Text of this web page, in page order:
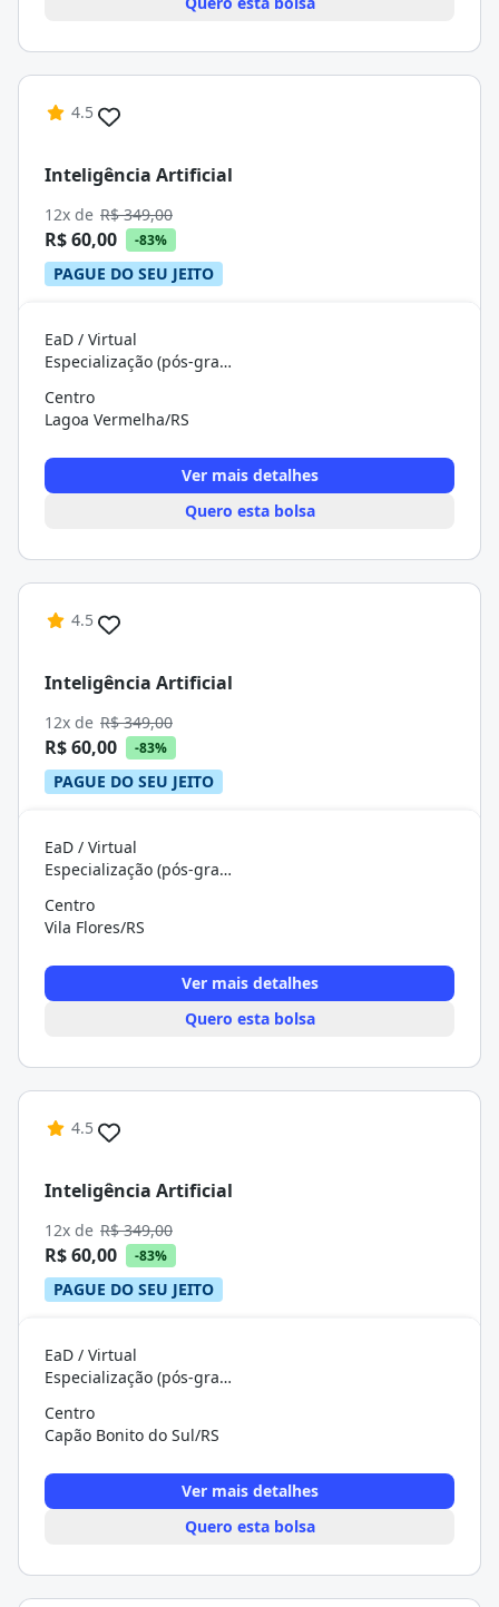
4.5
Inteligência Artificial
12x de R$ 349,00
R$ 60,00 -83%
PAGUE DO SEU JEITO
EaD / Virtual
Especialização (pós-graduação)
Centro
Lagoa Vermelha/RS
Ver mais detalhes
Quero esta bolsa
4.5
Inteligência Artificial
12x de R$ 349,00
R$ 60,00 -83%
PAGUE DO SEU JEITO
EaD / Virtual
Especialização (pós-graduação)
Centro
Vila Flores/RS
Ver mais detalhes
Quero esta bolsa
4.5
Inteligência Artificial
12x de R$ 349,00
R$ 60,00 -83%
PAGUE DO SEU JEITO
EaD / Virtual
Especialização (pós-graduação)
Centro
Capão Bonito do Sul/RS
Ver mais detalhes
Quero esta bolsa